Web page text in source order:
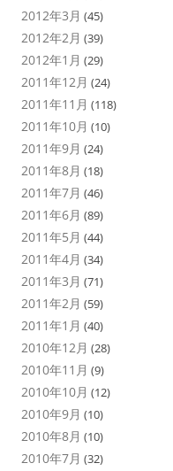
2012年3月 (45)
2012年2月 (39)
2012年1月 (29)
2011年12月 (24)
2011年11月 (118)
2011年10月 (10)
2011年9月 (24)
2011年8月 (18)
2011年7月 (46)
2011年6月 (89)
2011年5月 (44)
2011年4月 (34)
2011年3月 (71)
2011年2月 (59)
2011年1月 (40)
2010年12月 (28)
2010年11月 (9)
2010年10月 (12)
2010年9月 (10)
2010年8月 (10)
2010年7月 (32)